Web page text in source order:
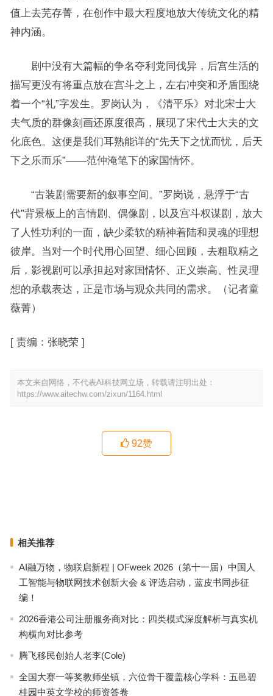
值上去芜存菁，在创作中最大程度地放大传统文化的精
神内涵。
剧中没有大篇幅的争名夺利党同伐异，后宫生活的
描写更没有将重点放在宫斗之上，左右冲突和矛盾围绕
着一个“礼”字发生。罗岗认为，《清平乐》对北宋士大
夫气质的群像刻画还原度很高，展现了宋代士大夫的文
化底色。这便是我们耳熟能详的“先天下之忧而忧，后天
下之乐而乐”——范仲淹笔下的家国情怀。
“古装剧需要新的叙事空间。”罗岗说，悬浮于“古
代”背景板上的言情剧、偶像剧，以及宫斗权谋剧，放大
了人性功利的一面，缺少柔软的精神着陆和灵魂的理想
彼岸。当对一个时代用心回望、细心回顾，去粗取精之
后，影视剧可以承担起对家国情怀、正义崇高、性灵理
想的承载表达，正是市场与观众共同的需求。（记者童
薇菁）
[ 责编：张晓荣]
本文来自网络，不代表AI科技网立场，转载请注明出处：
https://www.aitechw.com/zixun/1164.html
92赞
相关推荐
AI融万物，物联启新程 | OFweek 2026（第十一届）中国人
工智能与物联网技术创新大会 & 评选启动，蓝皮书同步征
编！
2026香港公司注册服务商对比：四类模式深度解析与真实机
构横向对比参考
腾飞移民创始人老李(Cole)
全国大赛一等奖教师坐镇，六位骨干覆盖核心学科：五邑碧
桂园中英文学校的师资答卷